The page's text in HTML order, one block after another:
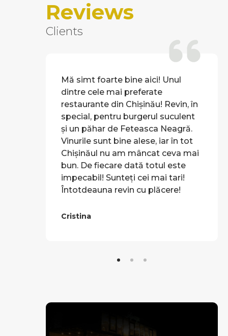
Reviews
Clients
Mă simt foarte bine aici! Unul
dintre cele mai preferate
restaurante din Chișinău! Revin, în
special, pentru burgerul suculent
și un păhar de Feteasca Neagră.
Vinurile sunt bine alese, iar în tot
Chișinăul nu am mâncat ceva mai
bun. De fiecare dată totul este
impecabil! Sunteți cei mai tari!
Întotdeauna revin cu plăcere!
Cristina